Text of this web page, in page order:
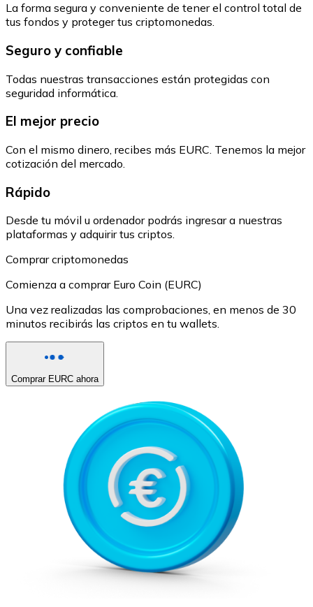
La forma segura y conveniente de tener el control total de
tus fondos y proteger tus criptomonedas.
Seguro y confiable
Todas nuestras transacciones están protegidas con
seguridad informática.
El mejor precio
Con el mismo dinero, recibes más EURC. Tenemos la mejor
cotización del mercado.
Rápido
Desde tu móvil u ordenador podrás ingresar a nuestras
plataformas y adquirir tus criptos.
Comprar criptomonedas
Comienza a comprar Euro Coin (EURC)
Una vez realizadas las comprobaciones, en menos de 30
minutos recibirás las criptos en tu wallets.
Comprar EURC ahora